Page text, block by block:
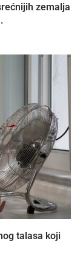
zemalja
talasa koji